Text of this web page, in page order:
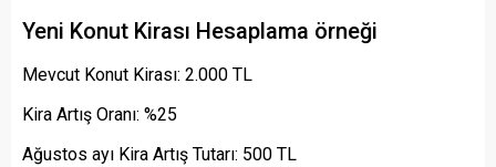
Yeni Konut Kirası Hesaplama örneği
Mevcut Konut Kirası: 2.000 TL
Kira Artış Oranı: %25
Ağustos ayı Kira Artış Tutarı: 500 TL